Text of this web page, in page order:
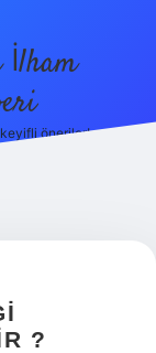
İlham
öneriler!
?